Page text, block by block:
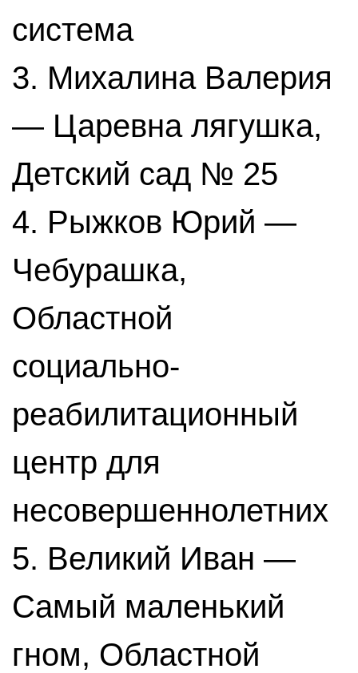
система
3. Михалина Валерия
— Царевна лягушка,
Детский сад № 25
4. Рыжков Юрий —
Чебурашка,
Областной
социально-
реабилитационный
центр для
несовершеннолетних
5. Великий Иван —
Самый маленький
гном, Областной